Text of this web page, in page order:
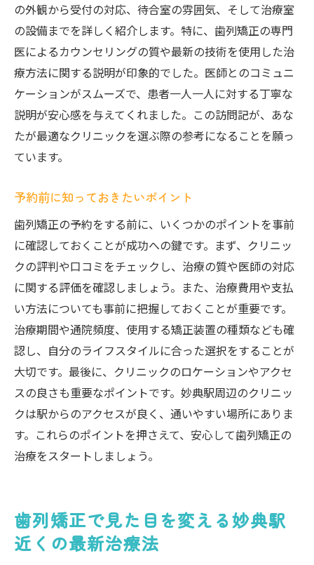
の外観から受付の対応、待合室の雰囲気、そして治療室
の設備までを詳しく紹介します。特に、歯列矯正の専門
医によるカウンセリングの質や最新の技術を使用した治
療方法に関する説明が印象的でした。医師とのコミュニ
ケーションがスムーズで、患者一人一人に対する丁寧な
説明が安心感を与えてくれました。この訪問記が、あな
たが最適なクリニックを選ぶ際の参考になることを願っ
ています。
予約前に知っておきたいポイント
歯列矯正の予約をする前に、いくつかのポイントを事前
に確認しておくことが成功への鍵です。まず、クリニッ
クの評判や口コミをチェックし、治療の質や医師の対応
に関する評価を確認しましょう。また、治療費用や支払
い方法についても事前に把握しておくことが重要です。
治療期間や通院頻度、使用する矯正装置の種類なども確
認し、自分のライフスタイルに合った選択をすることが
大切です。最後に、クリニックのロケーションやアクセ
スの良さも重要なポイントです。妙典駅周辺のクリニッ
クは駅からのアクセスが良く、通いやすい場所にありま
す。これらのポイントを押さえて、安心して歯列矯正の
治療をスタートしましょう。
歯列矯正で見た目を変える妙典駅
近くの最新治療法